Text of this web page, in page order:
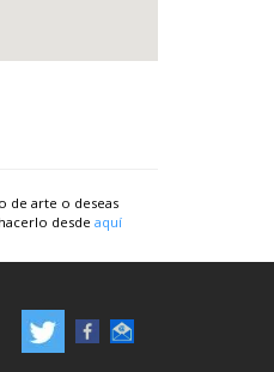
de arte o deseas
desde aquí